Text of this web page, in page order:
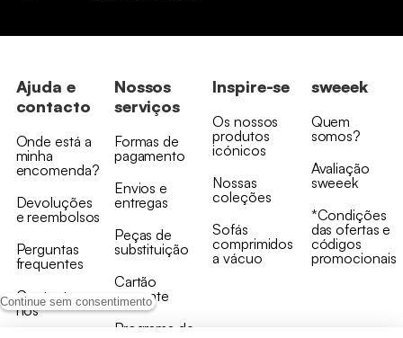
Continue sem consentimento
Ajuda e
contacto
Onde está a
minha
encomenda?
Devoluções
e reembolsos
Perguntas
frequentes
Contacte-
nos
Nossos
serviços
Formas de
pagamento
Envios e
entregas
Peças de
substituição
Cartão
presente
Programa de
Inspire-se
Os nossos
produtos
icónicos
Nossas
coleções
Sofás
comprimidos
a vácuo
sweeek
Quem
somos?
Avaliação
sweeek
*Condições
das ofertas e
códigos
promocionais